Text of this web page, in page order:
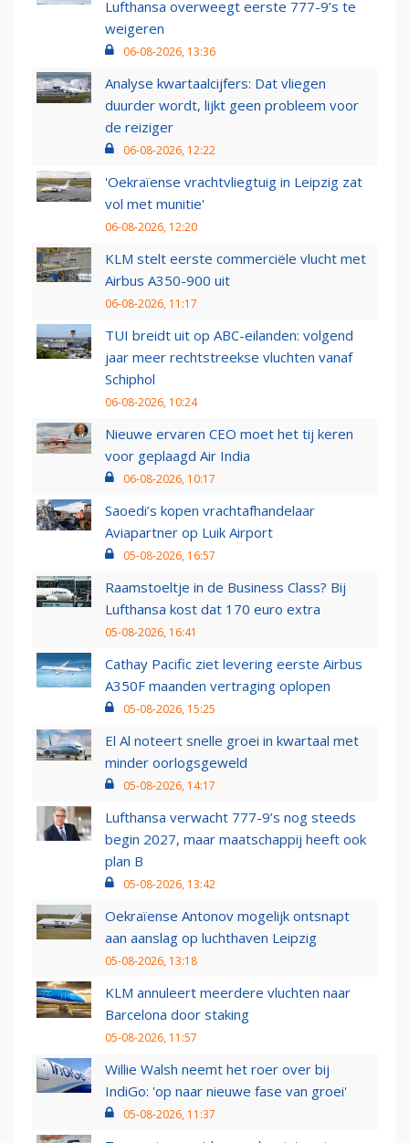
Lufthansa overweegt eerste 777-9’s te
weigeren
06-08-2026, 13:36
Analyse kwartaalcijfers: Dat vliegen
duurder wordt, lijkt geen probleem voor
de reiziger
06-08-2026, 12:22
'Oekraïense vrachtvliegtuig in Leipzig zat
vol met munitie'
06-08-2026, 12:20
KLM stelt eerste commerciële vlucht met
Airbus A350-900 uit
06-08-2026, 11:17
TUI breidt uit op ABC-eilanden: volgend
jaar meer rechtstreekse vluchten vanaf
Schiphol
06-08-2026, 10:24
Nieuwe ervaren CEO moet het tij keren
voor geplaagd Air India
06-08-2026, 10:17
Saoedi’s kopen vrachtafhandelaar
Aviapartner op Luik Airport
05-08-2026, 16:57
Raamstoeltje in de Business Class? Bij
Lufthansa kost dat 170 euro extra
05-08-2026, 16:41
Cathay Pacific ziet levering eerste Airbus
A350F maanden vertraging oplopen
05-08-2026, 15:25
El Al noteert snelle groei in kwartaal met
minder oorlogsgeweld
05-08-2026, 14:17
Lufthansa verwacht 777-9’s nog steeds
begin 2027, maar maatschappij heeft ook
plan B
05-08-2026, 13:42
Oekraïense Antonov mogelijk ontsnapt
aan aanslag op luchthaven Leipzig
05-08-2026, 13:18
KLM annuleert meerdere vluchten naar
Barcelona door staking
05-08-2026, 11:57
Willie Walsh neemt het roer over bij
IndiGo: 'op naar nieuwe fase van groei'
05-08-2026, 11:37